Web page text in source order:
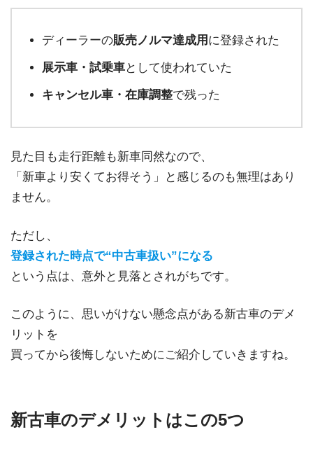
ディーラーの販売ノルマ達成用 に登録された
展示車・試乗車として使われていた
キャンセル車・在庫調整で残った
見た目も走行距離も新車同然なので、
「新車より安くてお得そう」と感じるのも無理はあり
ません。
ただし、
登録された時点で“中古車扱い”になる
という点は、意外と見落とされがちです。
このように、思いがけない懸念点がある新古車のデメ
リットを
買ってから後悔しないためにご紹介していきますね。
新古車のデメリットはこの5つ